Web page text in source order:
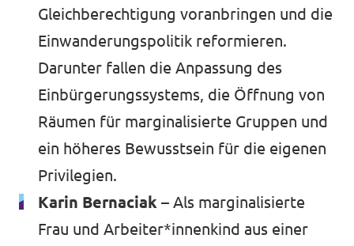
Gleichberechtigung voranbringen und die
Einwanderungspolitik reformieren.
Darunter fallen die Anpassung des
Einbürgerungssystems, die Öffnung von
Räumen für marginalisierte Gruppen und
ein höheres Bewusstsein für die eigenen
Privilegien.
Karin Bernaciak – Als marginalisierte
Frau und Arbeiter*innenkind aus einer